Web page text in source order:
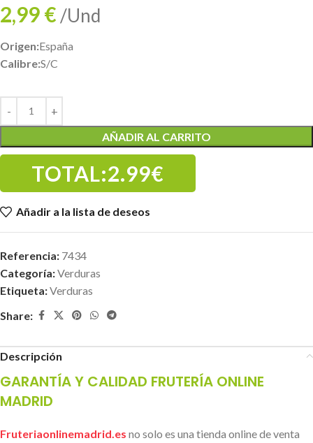
2,99€ /Und
Origen:España
Calibre:S/C
AÑADIR AL CARRITO
TOTAL:2.99€
Añadir a la lista de deseos
Referencia: 7434
Categoría:Verduras
Etiqueta:Verduras
Share:
Descripción
GARANTÍA Y CALIDAD FRUTERÍA ONLINE
MADRID
Fruteriaonlinemadrid.es no solo es una tienda online de venta